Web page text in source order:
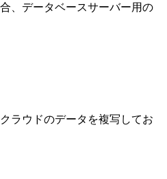
、データベースサーバー用の
ラウドのデータを複写してお